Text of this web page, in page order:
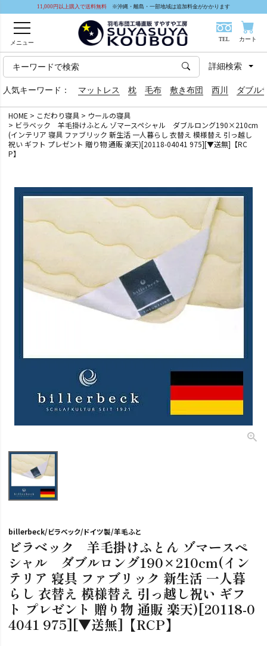
11,000円以上購入で送料無料 ※沖縄・離島・一部地域は追加料金がかかります
メニュー
TEL カート
人気キーワード： マットレス 枕 毛布 敷き布団 西川 ダブル
詳細検索
HOME こだわり寝具
ウールの寝具
ビラベック 羊毛掛けふとん ゾマースペシャル ダブルロング190×210cm
(インテリア 寝具 ファブリック 新生活 一人暮らし 衣替え 模様替え 引っ越し
祝い ギフト プレゼント 贈り物 通販 楽天)[20118-04041 975][▼送無]【RC
P】
billerbeck/ビラベック/ドイツ製/羊毛ふと
ビラベック 羊毛掛けふとん ゾマースペ
シャル ダブルロング190×210cm(イン
テリア 寝具 ファブリック 新生活 一人暮
らし 衣替え 模様替え 引っ越し祝い ギフ
ト プレゼント 贈り物 通販 楽天)[20118-0
4041 975][▼送無]【RCP】